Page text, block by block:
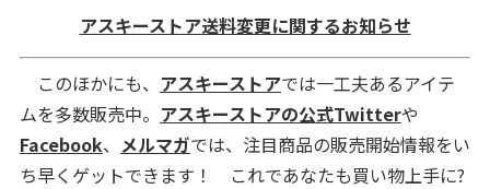
アスキーストア送料変更に関するお知らせ
このほかにも、 アスキーストアでは一工夫あるアイテ
ムを多数販売中。 アスキーストアの公式Twitterや
Facebook、 メルマガでは、注目商品の販売開始情報をい
ち早くゲットできます！ これであなたも買い物上手に?